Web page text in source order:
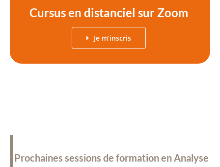
Cursus en distanciel sur Zoom
Je m’inscris
Prochaines sessions de formation en Analyse